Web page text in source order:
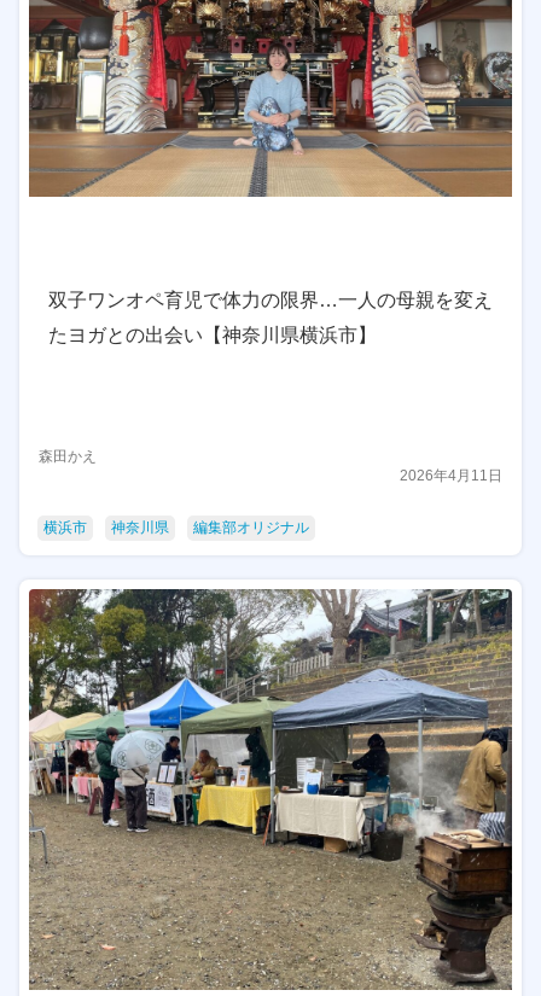
双子ワンオペ育児で体力の限界…一人の母親を変え
たヨガとの出会い【神奈川県横浜市】
森田かえ
2026年4月11日
横浜市 神奈川県 編集部オリジナル